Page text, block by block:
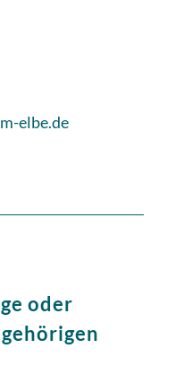
elbe.de
oder